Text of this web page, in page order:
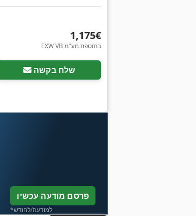
‏1,175 ‏€
EXW VB בתוספת מע"מ
שלח בקשה
פרסם מודעה עכשיו
*למודעה/לחודש